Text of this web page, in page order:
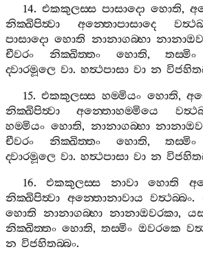
14. එකකුලස‍්ස පාසාදො හොති,
නික‍්ඛිපිත්‍වා
අන‍්තොපාසාදෙ
පාසාදො හොති නානාගබ‍්භා
චීවරං
නික‍්ඛිත‍්තං හොති,තස‍්මිං
ද‍්වාරමූලෙ වා. හත්‍ථපාසා වා න
15.එකකුලස‍්ස හම‍්මියං හොති,
නික‍්ඛිපිත්‍වා
අන‍්තොහම‍්මියෙ
හම‍්මියං හොති, නානාගබ‍්භා
චීවරං
නික‍්ඛිත‍්තං හොති,තස‍්මිං
ද‍්වාරමූලෙ වා. හත්‍ථපාසා වා න
16.එකකුලස‍්ස නාවා හොති
නික‍්ඛිපිත්‍වා අන‍්තොනාවාය වත්‍ථබ‍්බං.
හොති නානාගබ‍්භා නානාඔවරකා,
නික‍්ඛිත‍්තං හොති,තස‍්මිං ඔවරකෙ
න විජහිතබ‍්බං.